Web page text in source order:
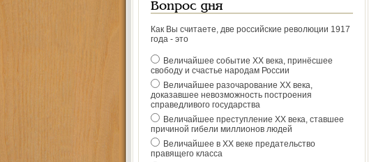
Вопрос дня
Как Вы считаете, две российские революции 1917
года - это
Величайшее событие ХХ века, принёсшее
свободу и счастье народам России
Величайшее разочарование ХХ века,
доказавшее невозможность построения
справедливого государства
Величайшее преступление ХХ века, ставшее
причиной гибели миллионов людей
Величайшее в ХХ веке предательство
правящего класса